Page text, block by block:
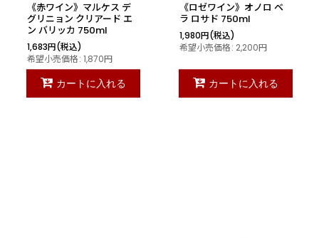
《赤ワイン》マルケス デ
グリニョン クリアード エ
ン バリッカ 750ml
1,683円(税込)
希望小売価格: 1,870円
カートに入れる
《ロゼワイン》オノロ ベ
ラ ロサド 750ml
1,980円(税込)
希望小売価格: 2,200円
カートに入れる